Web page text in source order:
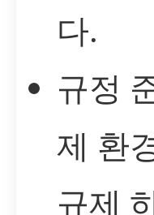
다.
규정
제 환
규제